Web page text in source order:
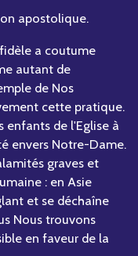
apostolique.
a coutume
autant de
de Nos
cette pratique.
enfants de l'Eglise à
envers Notre-Dame.
graves et
: en Asie
et se déchaîne
Nous trouvons
en faveur de la